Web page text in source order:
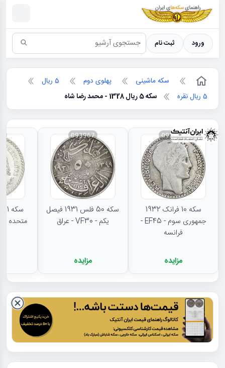
سکه ها ؛ راهنمای سکه شناسی
ورود ثبت نام
سکه ماشینی پهلوی دوم
5 ریال
5 ریال نقره
سکه 5 ریال 1328 - محمد رضا شاه
093968
سکه 10 فرانک 1932
جمهوری سوم - EF45 -
فرانسه
مزایده
093967
سکه 50 فلس 1931 فیصل
یکم - VF30 - عراق
مزایده
متحده - MS62 - مکزیک